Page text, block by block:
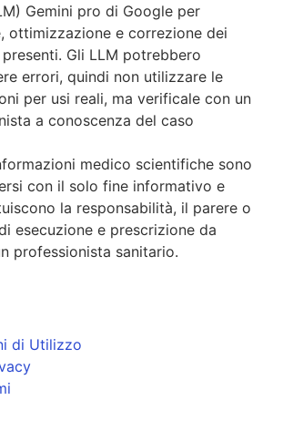
Gemini pro di Google per
ottimizzazione e correzione dei
Gli LLM potrebbero
errori, quindi non utilizzare le
per usi reali, ma verificale con un
a conoscenza del caso
medico scientifiche sono
con il solo fine informativo e
la responsabilità, il parere o
esecuzione e prescrizione da
professionista sanitario.
di Utilizzo